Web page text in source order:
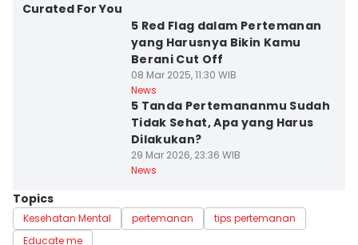
Curated For You
5 Red Flag dalam Pertemanan
yang Harusnya Bikin Kamu
Berani Cut Off
08 Mar 2025, 11:30 WIB
News
5 Tanda Pertemananmu Sudah
Tidak Sehat, Apa yang Harus
Dilakukan?
29 Mar 2026, 23:36 WIB
News
Topics
Kesehatan Mental pertemanan
tips pertemanan
Educate me